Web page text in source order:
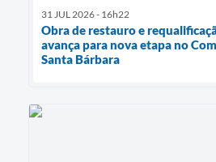
31 JUL 2026 - 16h22
Obra de restauro e
avança para nova etapa no
Santa Bárbara